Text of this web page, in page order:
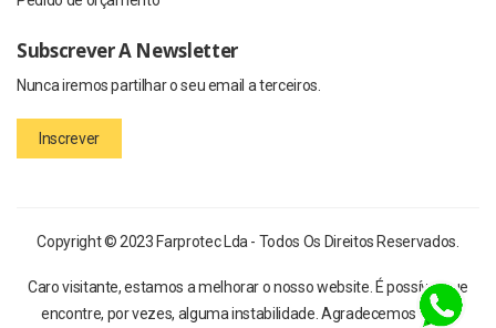
Subscrever A Newsletter
Nunca iremos partilhar o seu email a terceiros.
Inscrever
Copyright © 2023 Farprotec Lda - Todos Os Direitos Reservados.
Caro visitante, estamos a melhorar o nosso website. É possível que
encontre, por vezes, alguma instabilidade. Agradecemos a sua